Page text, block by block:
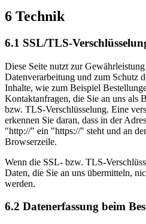
6 Technik
6.1 SSL/TLS-
Diese Seite nutzt zur
Datenverarbeitung und zum Schutz
Inhalte, wie zum Beispiel
Kontaktanfragen, die Sie an uns als
bzw. TLS-Verschlüsselung. Eine
erkennen Sie daran, dass in der
"http://" ein "https://" steht und an
Browserzeile.
Wenn die SSL- bzw. TLS-
Daten, die Sie an uns übermitteln,
werden.
6.2 Datenerfassung beim